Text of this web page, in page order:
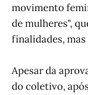
movimento
de mulheres",
finalidades,
Apesar da
do coletivo,